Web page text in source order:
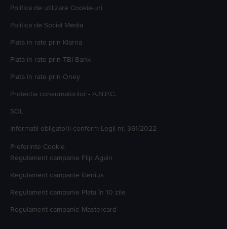
Politica de utilizare Cookie-uri
Politica de Social Media
Plata in rate prin Klarna
Plata in rate prin TBI Bank
Plata in rate prin Oney
Protectia consumatorilor - A.N.P.C.
SOL
Informatii obligatorii conform Legii nr. 361/2022
Preferinte Cookie
Regulament campanie Flip Again
Regulament campanie Genius
Regulament campanie Plata în 10 zile
Regulament campanie Mastercard